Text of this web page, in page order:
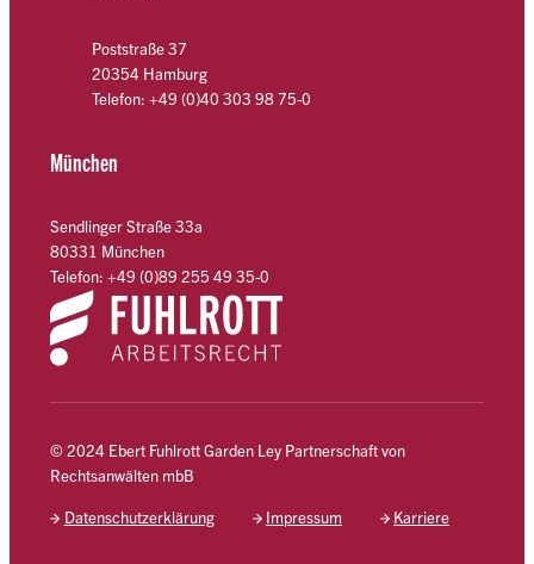
Poststraße 37
20354 Hamburg
Telefon: +49 (0)40 303 98 75-0
München
Sendlinger Straße 33a
80331 München
Telefon: +49 (0)89 255 49 35-0
© 2024 Ebert Fuhlrott Garden Ley Partnerschaft von
Rechtsanwälten mbB
Datenschutzerklärung Impressum Karriere